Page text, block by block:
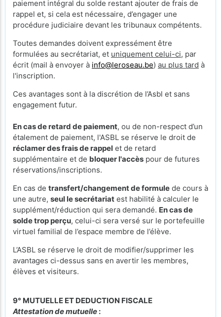
paiement intégral du solde restant ajouter de frais de
rappel et, si cela est nécessaire, d’engager une
procédure judiciaire devant les tribunaux compétents.
Toutes demandes doivent expressément être
formulées au secrétariat, et uniquement celui-ci, par
écrit (mail à envoyer à info@leroseau.be) au plus tard à
l'inscription.
Ces avantages sont à la discrétion de l’Asbl et sans
engagement futur.
En cas de retard de paiement, ou de non-respect d’un
étalement de paiement, l'ASBL se réserve le droit de
réclamer des frais de rappel et de retard
supplémentaire et de bloquer l'accès pour de futures
réservations/inscriptions.
En cas de transfert/changement de formule de cours à
une autre, seul le secrétariat est habilité à calculer le
supplément/réduction qui sera demandé. En cas de
solde trop perçu, celui-ci sera versé sur le portefeuille
virtuel familial de l’espace membre de l’élève.
L’ASBL se réserve le droit de modifier/supprimer les
avantages ci-dessus sans en avertir les membres,
élèves et visiteurs.
9° MUTUELLE ET DEDUCTION FISCALE
Attestation de mutuelle :